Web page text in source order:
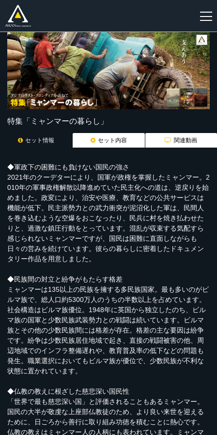
特集「ミャンマーの暮らし」
セット情報 セット内容 関連動画
◆軍政下の困難にも負けない国民の強さ
2021年のクーデターにより、国軍が政権を掌握したミャンマー。2
010年の軍事政権解散以降進めていた民主化への道は、逆戻りを始
めました。政変により、治安や医療、教育などの公共サービスは
機能が低下。民主派勢力との武力衝突が泥沼化した軍は、民間人
を巻き込むような空爆をおこなったり、民兵に村を焼き払わせた
りと、過激な鎮圧行動をとっています。混乱が収束する気配すら
感じられないミャンマーですが、国民は困難に直面しながらも
日々の営みを続けています。彼らの暮らしに密着したドキュメン
タリー作品を用意しました。
◆民族間の対立と紛争がもたらす格差
ミャンマーは135以上の民族を擁する多民族国家。最も多いのがビ
ルマ族で、総人口約5300万人のうちの半数以上を占めています。
社会構造はビルマ族優位。1948年に英国から独立したのち、ビル
マ族の国軍と少数民族武装勢力との戦闘は続いています。ビルマ
族とその他の少数民族間には格差が存在。格差の主な要因は紛争
です。紛争は少数民族居住地域で起き、直接の戦闘被害の他、周
辺地域でのインフラ整備遅れや、教育普及率の低下などの問題も
発生。職業選択においてもビルマ族が優位で、少数民族が不利な
状態に置かれています。
◆仏教の教えに根ざした慈悲深い国民性
「世界で最も慈悲深い国」と評価されることもあるミャンマー。
国民の大半が敬虔な上座部仏教徒のため、より良い来世を迎える
ために、日ごろから善行に取り組み功徳を積むことに熱心です。
仏教の教えはミャンマー人の人柄にも表われています。ミャンマ